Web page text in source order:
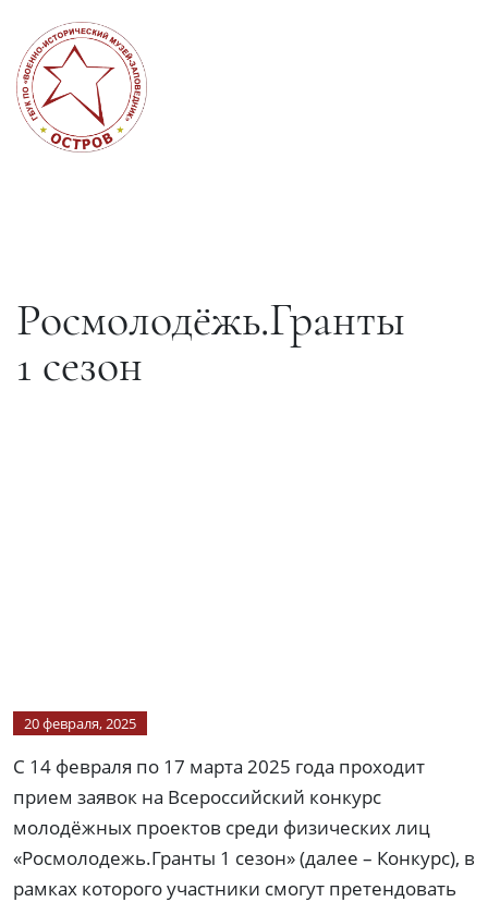
Росмолодёжь.Гранты
1 сезон
20 февраля, 2025
С 14 февраля по 17 марта 2025 года проходит
прием заявок на Всероссийский конкурс
молодёжных проектов среди физических лиц
«Росмолодежь.Гранты 1 сезон» (далее – Конкурс), в
рамках которого участники смогут претендовать